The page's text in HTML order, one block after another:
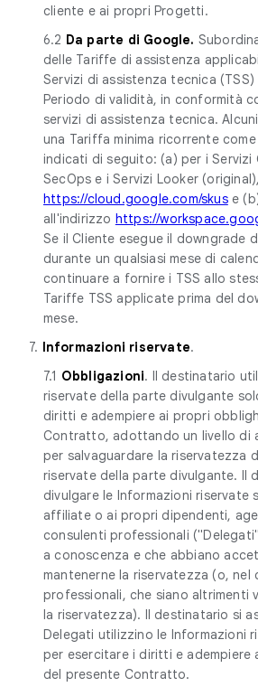
cliente e ai propri Progetti.
6.2 Da parte di Google.
delle Tariffe di assistenza
Servizi di assistenza tecnica
Periodo di validità, in conformità
servizi di assistenza tecnica.
una Tariffa minima ricorrente
indicati di seguito: (a) per i Servizi
SecOps e i Servizi Looker
https://cloud.google.com/skuse
all'indirizzo https://
Se il Cliente esegue il downgrade
durante un qualsiasi mese di
continuare a fornire i TSS allo
Tariffe TSS applicate prima del
mese.
7. Informazioni riservate.
7.1 Obbligazioni. Il destinatario
riservate della parte divulgante
diritti e adempiere ai propri
Contratto, adottando un livello di
per salvaguardare la riservatezza
riservate della parte divulgante. Il
divulgare le Informazioni riservate
affiliate o ai propri dipendenti,
consulenti professionali
a conoscenza e che abbiano
mantenerne la riservatezza (o, nel
professionali, che siano altrimenti
la riservatezza). Il destinatario si
Delegati utilizzino le Informazioni
per esercitare i diritti e adempiere
del presente Contratto.